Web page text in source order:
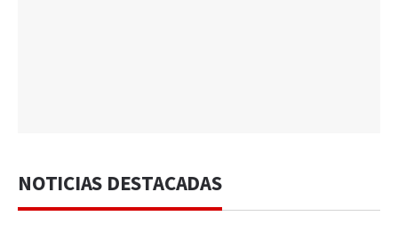
NOTICIAS DESTACADAS